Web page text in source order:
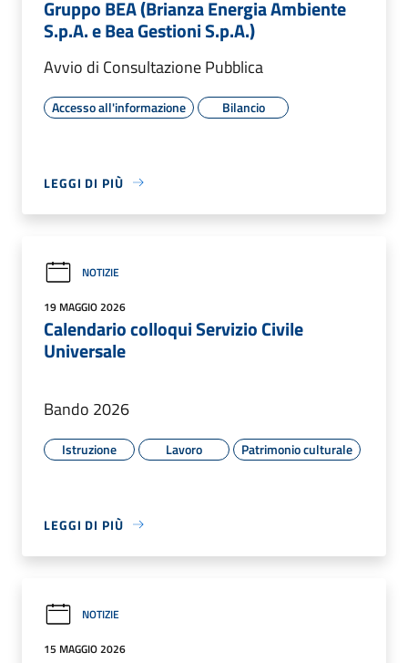
Gruppo BEA (Brianza Energia Ambiente
S.p.A. e Bea Gestioni S.p.A.)
Avvio di Consultazione Pubblica
Accesso all'informazione Bilancio
LEGGI DI PIÙ
NOTIZIE
19 MAGGIO 2026
Calendario colloqui Servizio Civile
Universale
Bando 2026
Istruzione Lavoro Patrimonio culturale
LEGGI DI PIÙ
NOTIZIE
15 MAGGIO 2026